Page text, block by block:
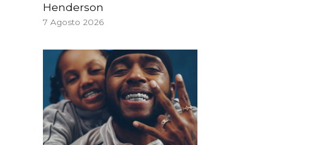
Henderson
7 Agosto 2026